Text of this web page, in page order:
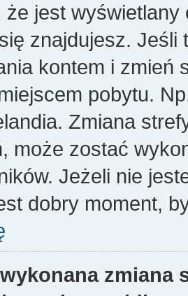
że jest
znajdujesz. Jeśli
kontem i zmień
pobytu.
Zmiana
może zostać
Jeżeli nie
dobry moment,
wykonana zmiana